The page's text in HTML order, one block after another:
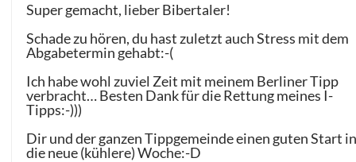
Super gemacht, lieber Bibertaler!
Schade zu hören, du hast zuletzt auch Stress mit dem
Abgabetermin gehabt:-(
Ich habe wohl zuviel Zeit mit meinem Berliner Tipp
verbracht… Besten Dank für die Rettung meines I-
Tipps:-)))
Dir und der ganzen Tippgemeinde einen guten Start
die neue (kühlere) Woche:-D